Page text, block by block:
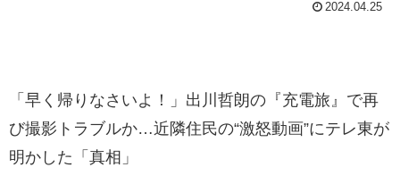
2024.04.25
「早く帰りなさいよ！」出川哲朗の『充電旅』で再
び撮影トラブルか…近隣住民の“激怒動画”にテレ東が
明かした「真相」